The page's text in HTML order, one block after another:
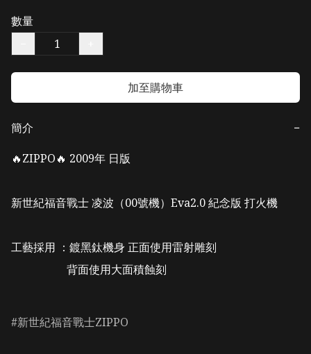
數量
加至購物車
簡介
−
🔥ZIPPO🔥 2009年 日版
新世紀福音戰士 凌波（00號機）Eva2.0 紀念版 打火機
工藝採用 ：鍍黑鈦機身 正面使用雷射雕刻
新世紀福音戰士ZIPPO